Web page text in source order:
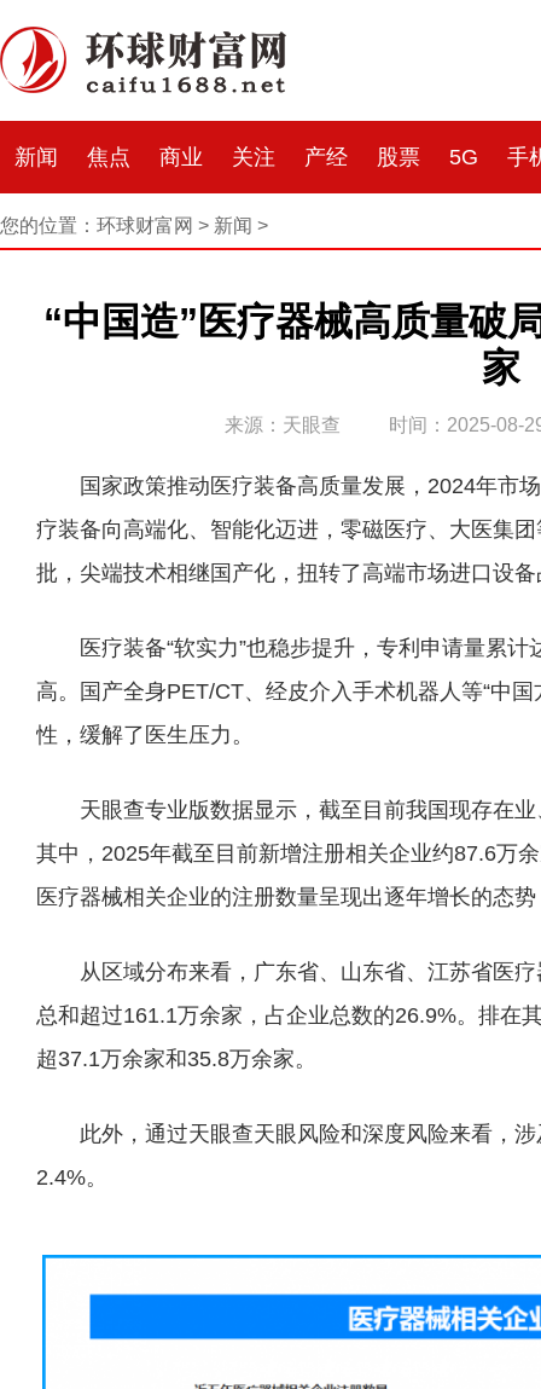
新闻 焦点 商业 关注 产经 股票 5G 手
您的位置： 环球财富网 > 新闻 >
“中国造”医疗器械高质量破
家
来源：天眼查 时间：2025-08-
国家政策推动医疗装备高质量发展，2024年市
疗装备向高端化、智能化迈进，零磁医疗、大医集
批，尖端技术相继国产化，扭转了高端市场进口设
医疗装备“软实力”也稳步提升，专利申请量累
高。国产全身PET/CT、经皮介入手术机器人等“中
性，缓解了医生压力。
天眼查专业版数据显示，截至目前我国现存在
其中，2025年截至目前新增注册相关企业约87.6万
医疗器械相关企业的注册数量呈现出逐年增长的态
从区域分布来看，广东省、山东省、江苏省医
总和超过161.1万余家，占企业总数的26.9%。排在
超37.1万余家和35.8万余家。
此外，通过天眼查天眼风险和深度风险来看，
2.4%。